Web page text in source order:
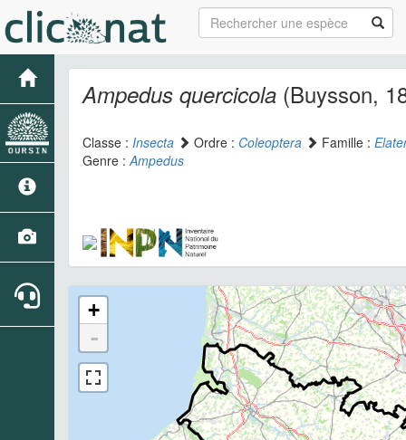
Ampedus quercicola (Buysson,
Classe : Insecta Ordre : Coleoptera Famille :
Genre :Ampedus
+
-